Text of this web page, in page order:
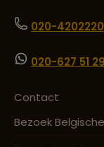
020-4202220
020-627 51 29
Contact
Bezoek